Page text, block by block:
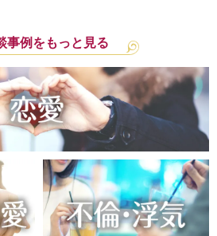
事例をもっと見る